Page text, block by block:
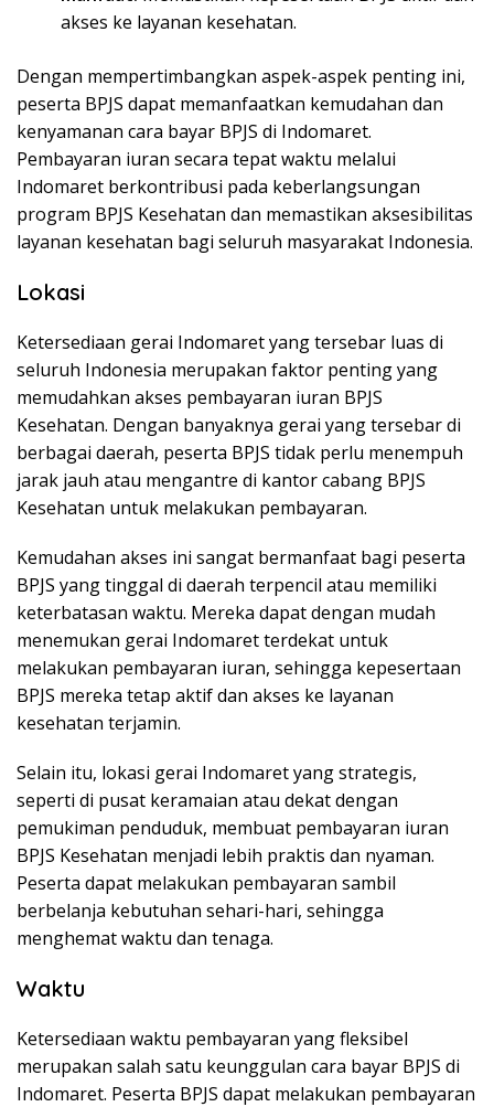
akses ke layanan kesehatan.
Dengan mempertimbangkan aspek-aspek penting ini,
peserta BPJS dapat memanfaatkan kemudahan dan
kenyamanan cara bayar BPJS di Indomaret.
Pembayaran iuran secara tepat waktu melalui
Indomaret berkontribusi pada keberlangsungan
program BPJS Kesehatan dan memastikan aksesibilitas
layanan kesehatan bagi seluruh masyarakat Indonesia.
Lokasi
Ketersediaan gerai Indomaret yang tersebar luas di
seluruh Indonesia merupakan faktor penting yang
memudahkan akses pembayaran iuran BPJS
Kesehatan. Dengan banyaknya gerai yang tersebar di
berbagai daerah, peserta BPJS tidak perlu menempuh
jarak jauh atau mengantre di kantor cabang BPJS
Kesehatan untuk melakukan pembayaran.
Kemudahan akses ini sangat bermanfaat bagi peserta
BPJS yang tinggal di daerah terpencil atau memiliki
keterbatasan waktu. Mereka dapat dengan mudah
menemukan gerai Indomaret terdekat untuk
melakukan pembayaran iuran, sehingga kepesertaan
BPJS mereka tetap aktif dan akses ke layanan
kesehatan terjamin.
Selain itu, lokasi gerai Indomaret yang strategis,
seperti di pusat keramaian atau dekat dengan
pemukiman penduduk, membuat pembayaran iuran
BPJS Kesehatan menjadi lebih praktis dan nyaman.
Peserta dapat melakukan pembayaran sambil
berbelanja kebutuhan sehari-hari, sehingga
menghemat waktu dan tenaga.
Waktu
Ketersediaan waktu pembayaran yang fleksibel
merupakan salah satu keunggulan cara bayar BPJS di
Indomaret. Peserta BPJS dapat melakukan pembayaran